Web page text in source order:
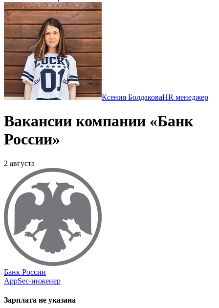
Ксения БолдаковаHR менеджер
Вакансии компании «Банк
России»
2 августа
Банк России
AppSec-инженер
Зарплата не указана